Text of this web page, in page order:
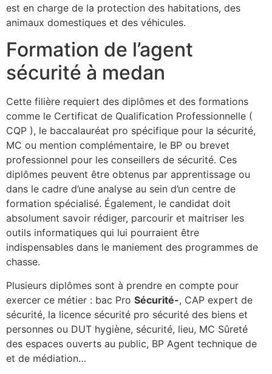
est en charge de la protection des habitations, des
animaux domestiques et des véhicules.
Formation de l’agent
sécurité à medan
Cette filière requiert des diplômes et des formations
comme le Certificat de Qualification Professionnelle (
CQP ), le baccalauréat pro spécifique pour la sécurité,
MC ou mention complémentaire, le BP ou brevet
professionnel pour les conseillers de sécurité. Ces
diplômes peuvent être obtenus par apprentissage ou
dans le cadre d’une analyse au sein d’un centre de
formation spécialisé. Également, le candidat doit
absolument savoir rédiger, parcourir et maitriser les
outils informatiques qui lui pourraient être
indispensables dans le maniement des programmes de
chasse.
Plusieurs diplômes sont à prendre en compte pour
exercer ce métier : bac Pro Sécurité-, CAP expert de
sécurité, la licence sécurité pro sécurité des biens et
personnes ou DUT hygiène, sécurité, lieu, MC Sûreté
des espaces ouverts au public, BP Agent technique de
et de médiation…